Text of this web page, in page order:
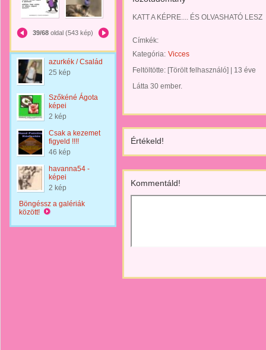
39/68 oldal (543 kép)
azurkék / Család
25 kép
Szőkéné Ágota
képei
2 kép
Csak a kezemet
figyeld !!!!
46 kép
havanna54 -
képei
2 kép
Böngéssz a galériák
között!
KATT A KÉPRE.... ÉS OLVASHATÓ LESZ
Címkék:
Kategória: Vicces
Feltöltötte: [Törölt felhasználó]
13 éve
Látta 30 ember.
Értékeld!
Kommentáld!